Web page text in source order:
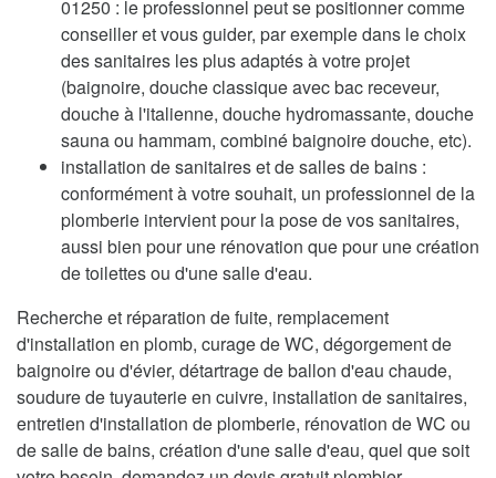
01250 : le professionnel peut se positionner comme
conseiller et vous guider, par exemple dans le choix
des sanitaires les plus adaptés à votre projet
(baignoire, douche classique avec bac receveur,
douche à l'italienne, douche hydromassante, douche
sauna ou hammam, combiné baignoire douche, etc).
installation de sanitaires et de salles de bains :
conformément à votre souhait, un professionnel de la
plomberie intervient pour la pose de vos sanitaires,
aussi bien pour une rénovation que pour une création
de toilettes ou d'une salle d'eau.
Recherche et réparation de fuite, remplacement
d'installation en plomb, curage de WC, dégorgement de
baignoire ou d'évier, détartrage de ballon d'eau chaude,
soudure de tuyauterie en cuivre, installation de sanitaires,
entretien d'installation de plomberie, rénovation de WC ou
de salle de bains, création d'une salle d'eau, quel que soit